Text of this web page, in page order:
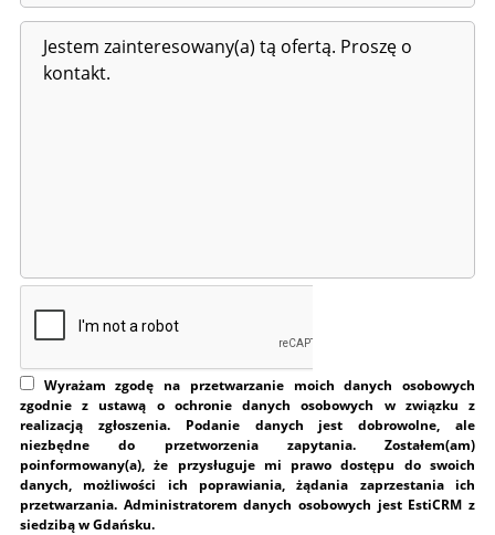
Wyrażam zgodę na przetwarzanie moich danych osobowych
zgodnie z ustawą o ochronie danych osobowych w związku z
realizacją zgłoszenia. Podanie danych jest dobrowolne, ale
niezbędne do przetworzenia zapytania. Zostałem(am)
poinformowany(a), że przysługuje mi prawo dostępu do swoich
danych, możliwości ich poprawiania, żądania zaprzestania ich
przetwarzania. Administratorem danych osobowych jest EstiCRM z
siedzibą w Gdańsku.